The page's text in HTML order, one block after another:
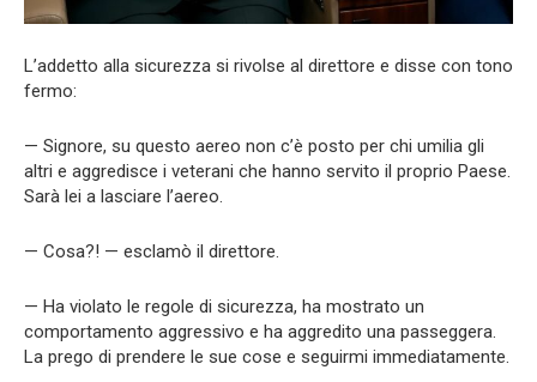
L’addetto alla sicurezza si rivolse al direttore e disse con tono
fermo:
— Signore, su questo aereo non c’è posto per chi umilia gli
altri e aggredisce i veterani che hanno servito il proprio Paese.
Sarà lei a lasciare l’aereo.
— Cosa?! — esclamò il direttore.
— Ha violato le regole di sicurezza, ha mostrato un
comportamento aggressivo e ha aggredito una passeggera.
La prego di prendere le sue cose e seguirmi immediatamente.